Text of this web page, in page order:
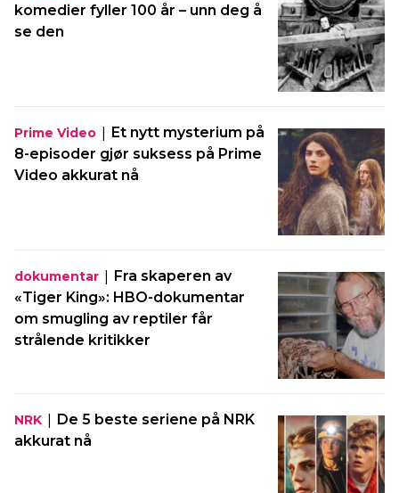
komedier fyller 100 år – unn deg å
se den
Prime Video | Et nytt mysterium på
8-episoder gjør suksess på Prime
Video akkurat nå
dokumentar | Fra skaperen av
«Tiger King»: HBO-dokumentar
om smugling av reptiler får
strålende kritikker
NRK | De 5 beste seriene på NRK
akkurat nå